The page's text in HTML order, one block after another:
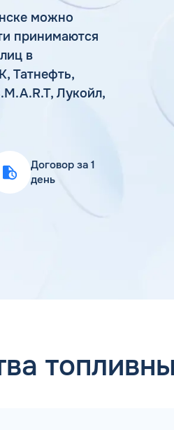
Калькулятор
расхода топлива
Цена бензина и ДТ
можно
принимаются
в
Татнефть,
Лукойл,
Договор за 1
день